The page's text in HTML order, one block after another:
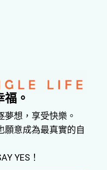
。
夢想，享受快樂。
願意成為最真實的自
YES！